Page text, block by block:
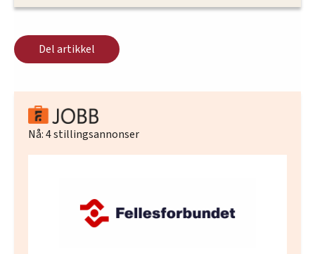
Del artikkel
Nå:4stillingsannonser